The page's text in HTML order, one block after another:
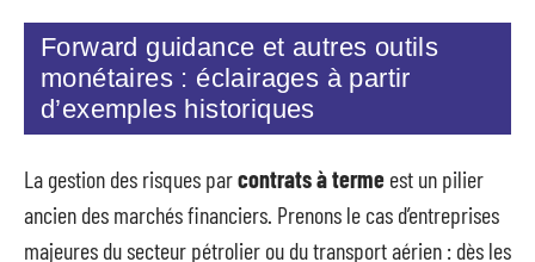
Forward guidance et autres outils
monétaires : éclairages à partir
d’exemples historiques
La gestion des risques parcontrats à terme est un pilier
ancien des marchés financiers. Prenons le cas d’entreprises
majeures du secteur pétrolier ou du transport aérien : dès les